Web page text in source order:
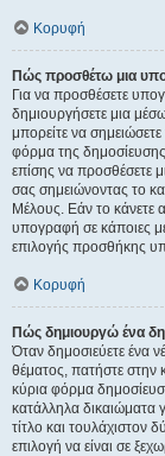
Κορυφή
Πώς προσθέτω μια
Για να προσθέσετε
δημιουργήσετε μια
μπορείτε να
φόρμα της
επίσης να προσθέσετε
σας σημειώνοντας το
Μέλους. Εάν το κάνετε
υπογραφή σε κάποιες
επιλογής προσθήκης
Κορυφή
Πώς δημιουργώ ένα
Όταν δημοσιεύετε ένα
θέματος, πατήστε στην
κύρια φόρμα
κατάλληλα δικαιώματα
τίτλο και τουλάχιστον
επιλογή να είναι σε